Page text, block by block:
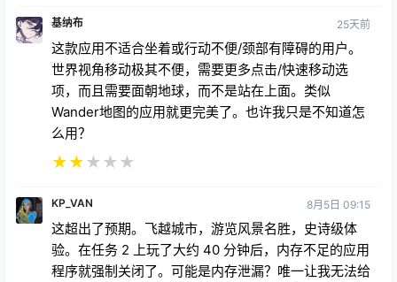
基纳布 25天前
这款应用不适合坐着或行动不便/颈部有障碍的用户。
世界视角移动极其不便，需要更多点击/快速移动选
项，而且需要面朝地球，而不是站在上面。类似
Wander地图的应用就更完美了。也许我只是不知道怎
么用？
★★★ ★ ★
KP_VAN 8月5日 09:15
这超出了预期。飞越城市，游览风景名胜，史诗级体
验。在任务 2 上玩了大约 40 分钟后，内存不足的应用
程序就强制关闭了。可能是内存泄漏？唯一让我无法给